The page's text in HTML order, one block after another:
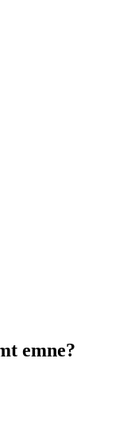
emne?